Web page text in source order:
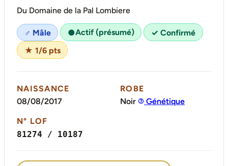
Du Domaine de la Pal Lombiere
♂ Mâle ●Actif (présumé)
✓ Confirmé
★ 1/6 pts
NAISSANCE
08/08/2017
ROBE
Noir
Génétique
N° LOF
81274 / 10187